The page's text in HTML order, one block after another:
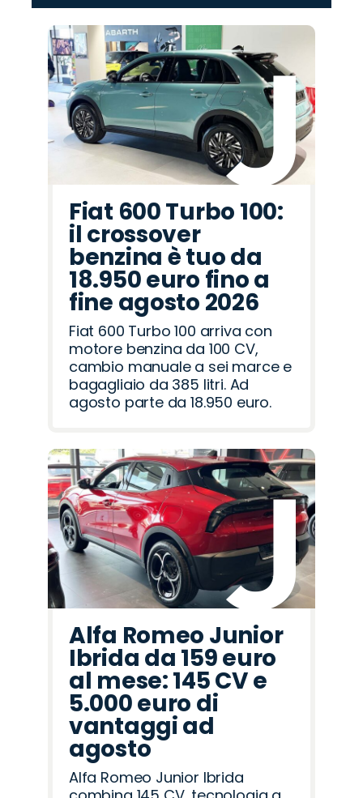
Promo
Seat
Promo
Hyundai
Promo
Jaecoo
Promo
Lancia
Promo
Fiat
Promo
Opel
Promo
Mazda
Promo
Cupra
Promo
Alfa
Romeo
Promo
Jeep
Promo
Abarth
Promo
Omoda
Promo
Peugeot
Promo
Citroën
Promo
Land
Rover
‹ ›
Fiat 600 Turbo 100:
il crossover
benzina è tuo da
18.950 euro fino a
fine agosto 2026
Fiat 600 Turbo 100 arriva con
motore benzina da 100 CV,
cambio manuale a sei marce e
bagagliaio da 385 litri. Ad
agosto parte da 18.950 euro.
Alfa Romeo Junior
Ibrida da 159 euro
al mese: 145 CV e
5.000 euro di
vantaggi ad
agosto
Alfa Romeo Junior Ibrida